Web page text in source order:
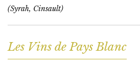
(Syrah, Cinsault)
Les Vins de Pays Blanc